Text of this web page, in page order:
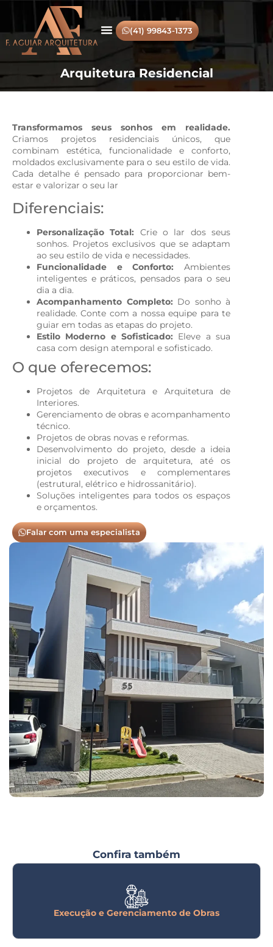
(41) 99843-1373
Arquitetura Residencial
Transformamos seus sonhos em realidade.
Criamos projetos residenciais únicos, que
combinam estética, funcionalidade e conforto,
moldados exclusivamente para o seu estilo de vida.
Cada detalhe é pensado para proporcionar bem-
estar e valorizar o seu lar
Diferenciais:
Personalização Total: Crie o lar dos seus
sonhos. Projetos exclusivos que se adaptam
ao seu estilo de vida e necessidades.
Funcionalidade e Conforto: Ambientes
inteligentes e práticos, pensados para o seu
dia a dia.
Acompanhamento Completo: Do sonho à
realidade. Conte com a nossa equipe para te
guiar em todas as etapas do projeto.
Estilo Moderno e Sofisticado: Eleve a sua
casa com design atemporal e sofisticado.
O que oferecemos:
Projetos de Arquitetura e Arquitetura de
Interiores.
Gerenciamento de obras e acompanhamento
técnico.
Projetos de obras novas e reformas.
Desenvolvimento do projeto, desde a ideia
inicial do projeto de arquitetura, até os
projetos executivos e complementares
(estrutural, elétrico e hidrossanitário).
Soluções inteligentes para todos os espaços
e orçamentos.
Falar com uma especialista
Confira também
Execução e Gerenciamento de Obras